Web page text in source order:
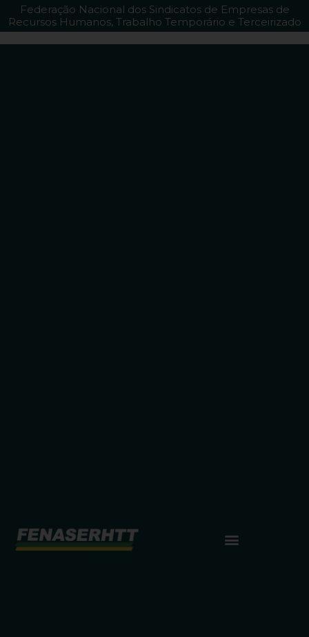
Federação Nacional dos Sindicatos de Empresas de
Recursos Humanos, Trabalho Temporário e Terceirizado